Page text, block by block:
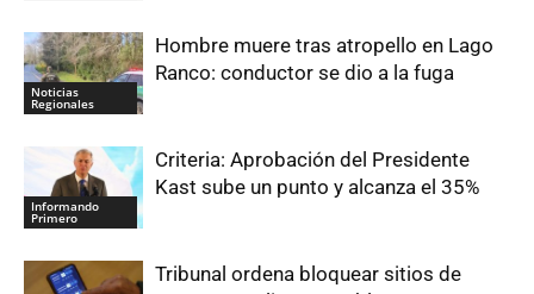
Noticias
Regionales
Hombre muere tras atropello en Lago
Ranco: conductor se dio a la fuga
Informando
Primero
Criteria: Aprobación del Presidente
Kast sube un punto y alcanza el 35%
Tribunal ordena bloquear sitios de